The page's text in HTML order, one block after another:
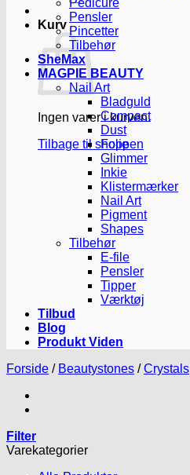
Kurv
Ingen varer i kurven.
Tilbage til shoppen
Pedicure
Pensler
Pincetter
Tilbehør
SheMax
MAGPIE BEAUTY
Nail Art
Bladguld
Compact
Dust
Folie
Glimmer
Inkie
Klistermærker
Nail Art
Pigment
Shapes
Tilbehør
E-file
Pensler
Tipper
Værktøj
Tilbud
Blog
Produkt Viden
Forside / Beautystones / Crystals
Filter
Varekategorier